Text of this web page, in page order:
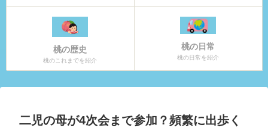
桃の歴史
桃のこれまでを紹介
桃の日常
桃の日常を紹介
二児の母が4次会まで参加？頻繁に出歩く